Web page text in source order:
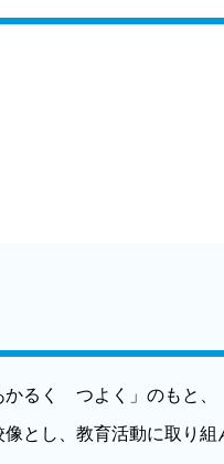
く つよく」のもと、
とし、教育活動に取り組